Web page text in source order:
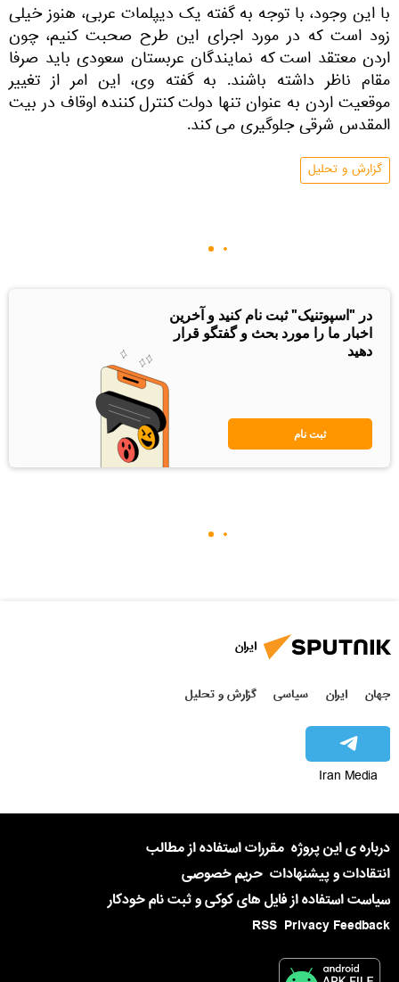
با این وجود، با توجه به گفته یک دیپلمات عربی، هنوز خیلی
زود است که در مورد اجرای این طرح صحبت کنیم، چون
اردن معتقد است که نمایندگان عربستان سعودی باید صرفا
مقام ناظر داشته باشند. به گفته وی، این امر از تغییر
موقعیت اردن به عنوان تنها دولت کنترل کننده اوقاف در بیت
المقدس شرقی جلوگیری می کند.
گزارش و تحلیل
در "اسپوتنیک" ثبت نام کنید و آخرین
اخبار ما را مورد بحث و گفتگو قرار
دهید
ثبت نام
ایران
جهان ایران سیاسی گزارش و تحلیل
Iran Media
درباره ی این پروژه مقررات استفاده از مطالب
انتقادات و پیشنهادات حریم خصوصی
سیاست استفاده از فایل های کوکی و ثبت نام خودکار
Privacy Feedback
RSS